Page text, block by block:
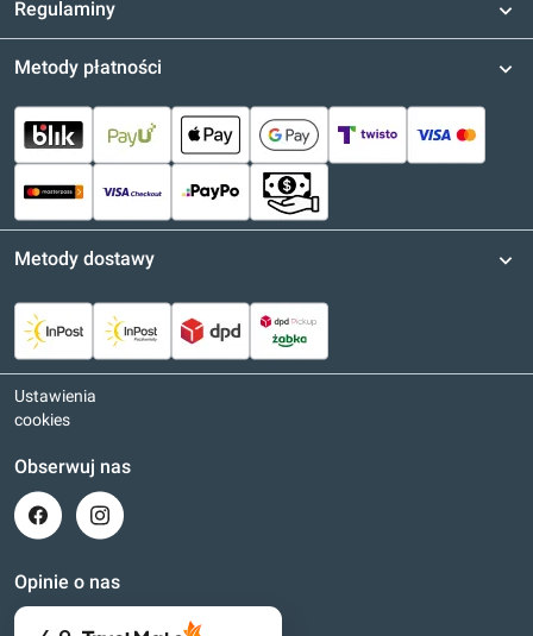
Regulaminy
Metody płatności
Metody dostawy
Ustawienia
cookies
Obserwuj nas
Opinie o nas